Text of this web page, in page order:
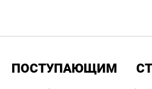
ПОСТУПАЮЩИМ